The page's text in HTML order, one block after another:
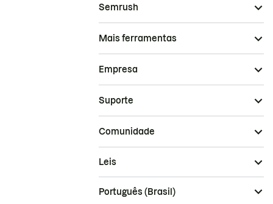
Semrush
Mais ferramentas
Empresa
Suporte
Comunidade
Leis
Português (Brasil)